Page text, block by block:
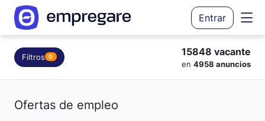
Entrar
Filtros 0 15848 vacante
en 4958 anuncios
Ofertas de empleo